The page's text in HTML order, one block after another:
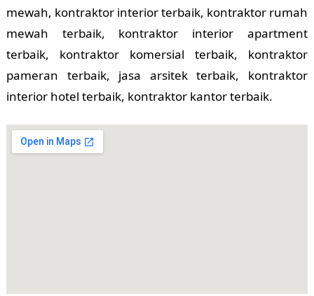
mewah, kontraktor interior terbaik, kontraktor rumah
mewah terbaik, kontraktor interior apartment
terbaik, kontraktor komersial terbaik, kontraktor
pameran terbaik, jasa arsitek terbaik, kontraktor
interior hotel terbaik, kontraktor kantor terbaik.